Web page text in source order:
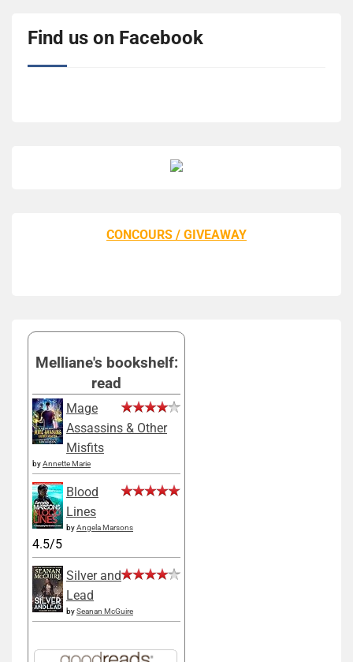
Find us on Facebook
CONCOURS / GIVEAWAY
Melliane's bookshelf:
read
Mage
Assassins & Other
Misfits
byAnnette Marie
Blood
Lines
byAngela Marsons
4.5/5
Silver and
Lead
bySeanan McGuire